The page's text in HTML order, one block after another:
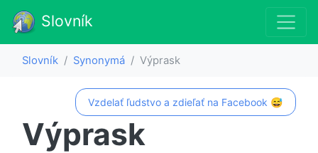
Slovník
Slovník Synonymá Výprask
Vzdelať ľudstvo a zdieľať na Facebook 😅
Výprask